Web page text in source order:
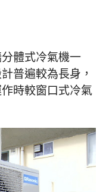
體式冷氣機一
普遍較為長身，
時較窗口式冷氣